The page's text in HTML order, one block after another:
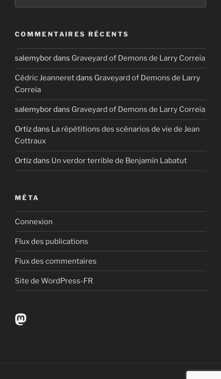
COMMENTAIRES RÉCENTS
salemybordans Graveyard of Demons de Larry Correia
Cédric Jeanneretdans Graveyard of Demons de Larry
Correia
salemybordans Graveyard of Demons de Larry Correia
Ortizdans La répétitions des scénarios de vie de Jean
Cottraux
Ortizdans Un verdor terrible de Benjamín Labatut
MÉTA
Connexion
Flux des publications
Flux des commentaires
Site de WordPress-FR
Mastodon